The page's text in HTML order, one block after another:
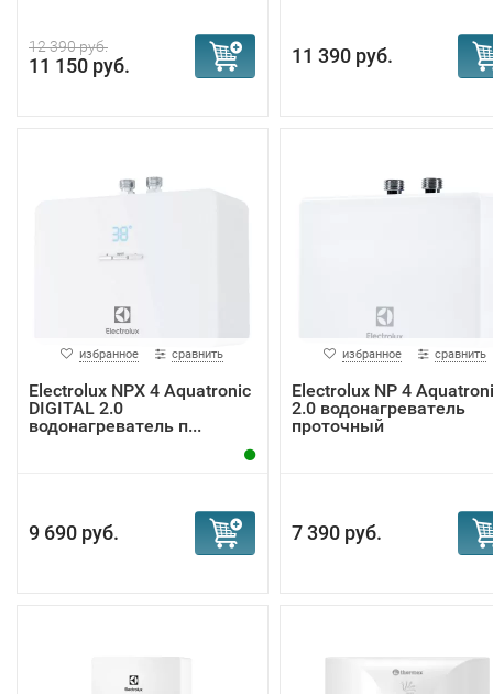
12 390 руб.
11 150 руб. 11 390 руб.
избранное сравнить
Electrolux NPX 4 Aquatronic
DIGITAL 2.0
водонагреватель п...
9 690 руб.
избранное сравнить
Electrolux NP 4
2.0 водонагреватель
проточный
7 390 руб.